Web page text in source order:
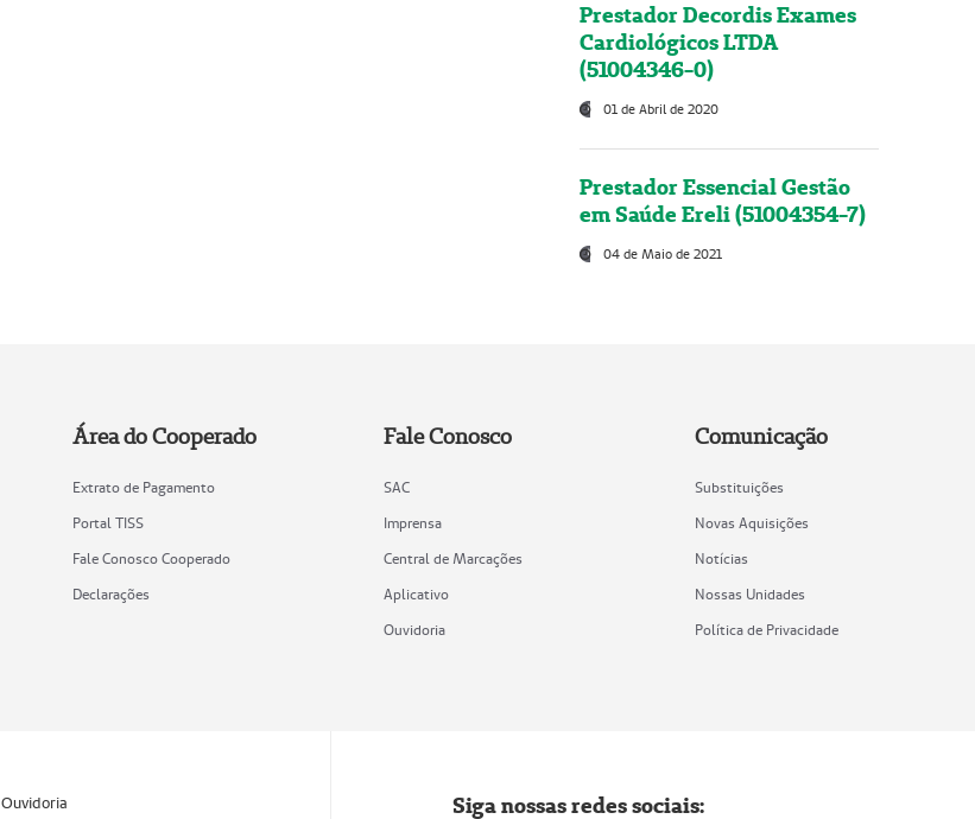
Prestador Decordis Exames
Cardiológicos LTDA
(51004346-0)
01 de Abril de 2020
Prestador Essencial Gestão
em Saúde Ereli (51004354-7)
04 de Maio de 2021
Área do Cooperado
Extrato de Pagamento
Portal TISS
Fale Conosco Cooperado
Declarações
Fale Conosco
SAC
Imprensa
Central de Marcações
Aplicativo
Ouvidoria
Comunicação
Substituições
Novas Aquisições
Notícias
Nossas Unidades
Política de Privacidade
Ouvidoria Siga nossas redes sociais: